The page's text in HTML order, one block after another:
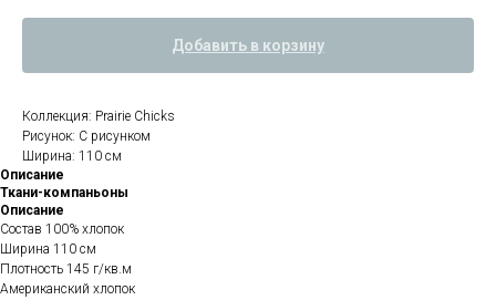
Добавить в корзину
Коллекция: Prairie Chicks
Рисунок: С рисунком
Ширина: 110 см
Описание
Ткани-компаньоны
Описание
Состав 100% хлопок
Ширина 110 см
Плотность 145 г/кв.м
Американский хлопок